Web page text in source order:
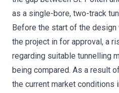
as a single-bore, two-track
Before the start of the design
the project in for approval, a
regarding suitable tunnelling
being compared. As a result
the current market conditions